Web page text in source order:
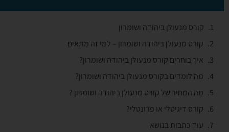
קורס מנעולן ביהודה ושומרון
קורס מנעולן ביהודה ושומרון – למי זה מתאים
איך בוחרים קורס מנעולן ביהודה ושומרון?
מה לומדים בקורס מנעולן ביהודה ושומרון?
מה המחיר של קורס מנעולן ביהודה ושומרון ?
קורס דיגיטלי או פרונטלי?
עוד כתבות בנושא